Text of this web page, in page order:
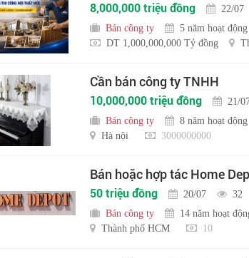
8,000,000 triệu đồng 22/07
Bán công ty
5 năm hoạt động
DT 1,000,000,000 Tỷ đồng
Cần bán công ty TNHH
10,000,000 triệu đồng 21/
Bán công ty
8 năm hoạt động
Hà nội
3000000000
Bán hoặc hợp tác Home
50 triệu đồng 20/07
32
Bán công ty
14 năm hoạt
Thành phố HCM
10